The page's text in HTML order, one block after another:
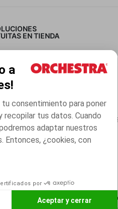
a
tu consentimiento para poner
recopilar tus datos. Cuando
adaptar nuestros
Entonces, ¿cookies, con
por
Aceptar y cerrar
EN TIENDA
de venta
Tarjeta Regalo
Saldo de mi tarjeta
Tiendas